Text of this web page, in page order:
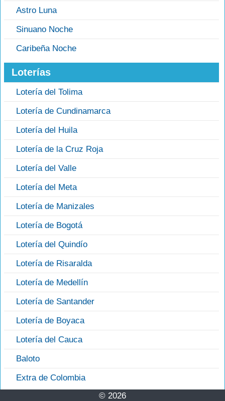
Astro Luna
Sinuano Noche
Caribeña Noche
Loterías
Lotería del Tolima
Lotería de Cundinamarca
Lotería del Huila
Lotería de la Cruz Roja
Lotería del Valle
Lotería del Meta
Lotería de Manizales
Lotería de Bogotá
Lotería del Quindío
Lotería de Risaralda
Lotería de Medellín
Lotería de Santander
Lotería de Boyaca
Lotería del Cauca
Baloto
Extra de Colombia
© 2026